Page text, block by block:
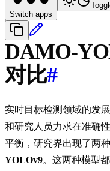
Switch apps
DAMO-
对比#
实时目标检测领域的发
和研究人员力求在准确
平衡，研究界出现了两
YOLOv9。这两种模型